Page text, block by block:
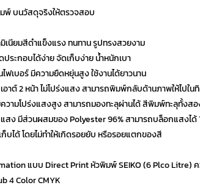
บนวัสดุจริงให้ตรวจสอบ
เนียมสีดำแข็งแรง ทนทาน รูปทรงสวยงาม
ประกอบได้ง่าย จัดเก็บง่าย น้ำหนักเบา
ฟเบอร์ มีความยืดหยุ่นสูง ใช้งานได้ยาวนาน
าต์ 2 หน้า ไม่โปร่งแสง สามารถพิมพ์กลับด้านภาพให้ไปใ
วามโปร่งแสงสูง สามารถมองทะลุผ่านได้ สีพิมพ์ทะลุทั้งส
ง มีส่วนผสมของ Polyester 96% สามารถบล็อกแสงได้
บได้ โดยไม่ทำให้เกิดรอยยับ หรือรอยแตกของสี
แบบ Direct Print หัวพิมพ์ SEIKO (6 Plco Litre) ค
4 Color CMYK